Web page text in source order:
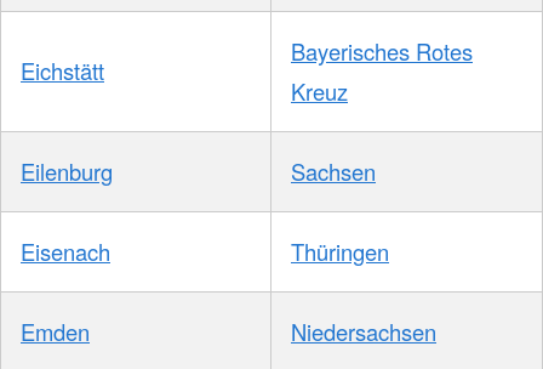
Eichstätt
Bayerisches Rotes
Kreuz
Eilenburg Sachsen
Eisenach Thüringen
Emden Niedersachsen